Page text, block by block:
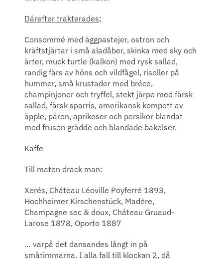
Därefter trakterades;
Consommé med äggpastejer, ostron och
kräftstjärtar i små aladåber, skinka med sky och
ärter, muck turtle (kalkon) med rysk sallad,
randig färs av höns och vildfågel, risoller på
hummer, små krustader med bréce,
champinjoner och tryffel, stekt järpe med färsk
sallad, färsk sparris, amerikansk kompott av
äpple, päron, aprikoser och persikor blandat
med frusen grädde och blandade bakelser.
Kaffe
Till maten drack man:
Xerés, Cháteau Léoville Poyferré 1893,
Hochheimer Kirschenstück, Madére,
Champagne sec & doux, Cháteau Gruaud-
Larose 1878, Oporto 1887
… varpå det dansandes långt in på
småtimmarna. I alla fall till klockan 2, då